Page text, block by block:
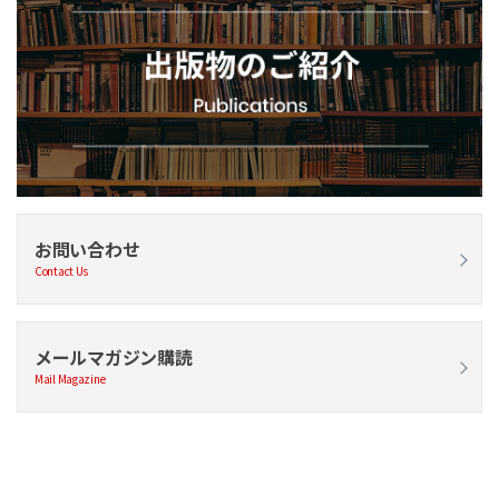
お問い合わせ
Contact Us
メールマガジン購読
Mail Magazine